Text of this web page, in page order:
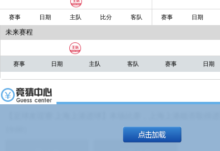
赛事 日期 主队 比分 客队 赛事 日期
未来赛程
赛事 日期 主队 客队 赛事 日期